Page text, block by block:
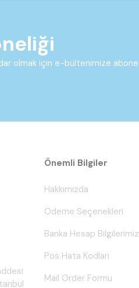
olmak için e-bültenimize abone
Önemli Bilgiler
Hakkımızda
Ödeme Seçenekleri
Banka Hesap Bilgilerimiz
Pos Hata Kodları
Mail Order Formu